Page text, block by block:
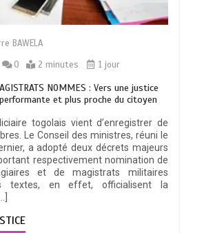
BAWELA
0 2 minutes 1 jour
NOMMES : Vers une justice
et plus proche du citoyen
togolais vient d’enregistrer de
Le Conseil des ministres, réuni le
a adopté deux décrets majeurs
respectivement nomination de
et de magistrats militaires
textes, en effet, officialisent la